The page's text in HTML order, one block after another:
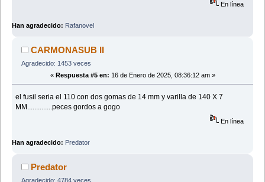
En línea
Han agradecido: Rafanovel
CARMONASUB II
Agradecido: 1453 veces
« Respuesta #5 en: 16 de Enero de 2025, 08:36:12 am »
el fusil seria el 110 con dos gomas de 14 mm y varilla de 140 X 7
MM..............peces gordos a gogo
En línea
Han agradecido: Predator
Predator
Agradecido: 4784 veces